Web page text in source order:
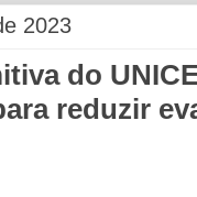
2023
do
reduzir